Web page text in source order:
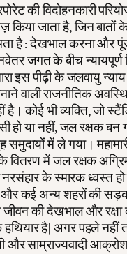
की विदोहनकारी
जाता है, जिन बातों के
है : देखभाल करना और
जगत के बीच न्यायपूर्ण
इस पीढ़ी के जलवायु
वाली राजनीतिक
कोई भी व्यक्ति, जो
हो या नहीं, जल रक्षक
समुदायों में ले गया।
वितरण में जल रक्षक
के स्मारक ध्वस्त
और कई अन्य शहरों की
जीवन की देखभाल और
हथियार है| अगर पहले
और साम्राज्यवादी